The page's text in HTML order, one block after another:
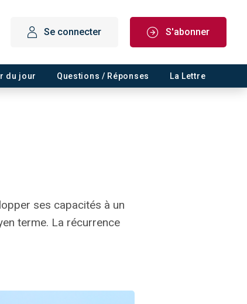
Se connecter S'abonner
du jour Questions / Réponses La Lettre
ses capacités à un
terme. La récurrence